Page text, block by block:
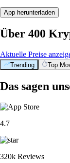
App herunterladen
Über 400
Aktuelle Preise
Trending Top
Das sagen
4.7
320k Reviews